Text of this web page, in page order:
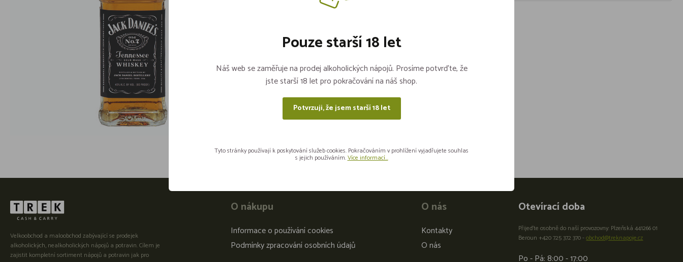
Sdílejte na sítích
Velkoobchod a maloobchod zabývající se prodejek
alkoholických, nealkoholických nápojů a potravin. Cílem je
zajistit kompletní sortiment nápojů a potravin jak pro
O nákupu
Informace o používání cookies
Podmínky zpracování osobních údajů
O nás
Kontakty
O nás
Otevírací doba
Přijeďte osobně do naší provozovny: Plzeňská 441266 01
Beroun +420 725 372 370 -obchod@treknapoje.cz
Po - Pá: 8:00 - 17:00
Pouze starší 18 let
Náš web se zaměřuje na prodej alkoholických nápojů. Prosíme potvrďte, že
jste starší 18 let pro pokračování na náš shop.
Potvrzuji, že jsem starší 18 let
Tyto stránky používají k poskytování služeb cookies. Pokračováním v prohlížení vyjadřujete souhlas
s jejich používáním.Více informací...